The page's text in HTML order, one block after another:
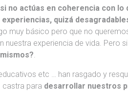
si no actúas en coherencia con
quizá
muy básico pero que no
experiencia de vida. Pero
etc … han rasgado y
castra para desarrollar nuestros